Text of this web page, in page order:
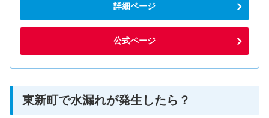
詳細ページ
公式ページ
東新町で水漏れが発生したら？